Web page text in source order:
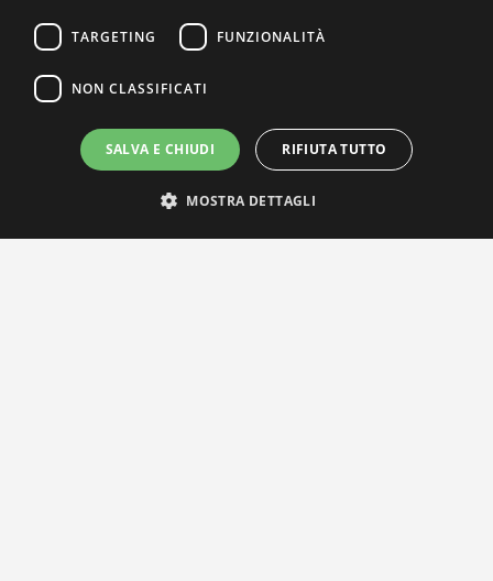
TARGETING FUNZIONALITÀ
NON CLASSIFICATI
SALVA E CHIUDI RIFIUTA TUTTO
MOSTRA DETTAGLI